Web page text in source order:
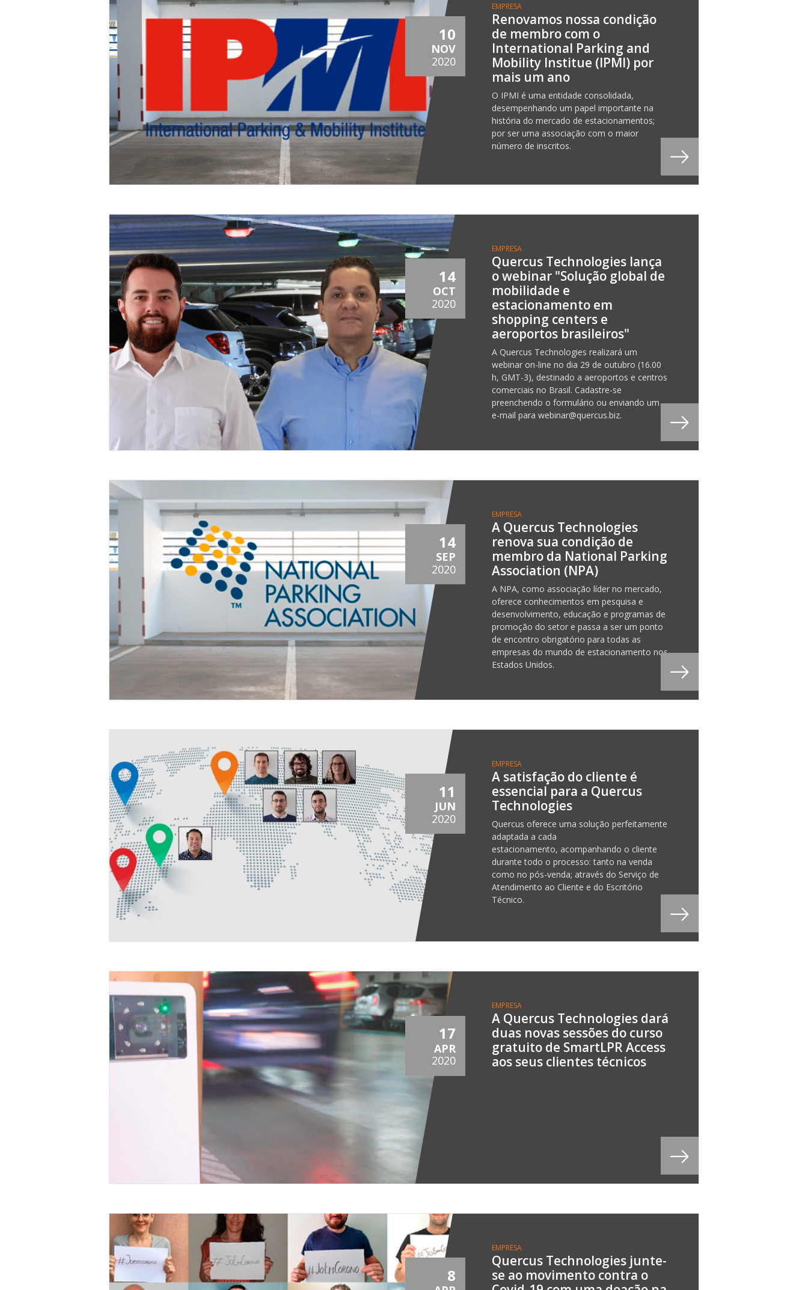
EMPRESA
10
NOV
2020
Renovamos nossa condição
de membro com o
International Parking and
Mobility Institue (IPMI) por
mais um ano
O IPMI é uma entidade consolidada,
desempenhando um papel importante na
história do mercado de estacionamentos;
por ser uma associação com o maior
número de inscritos.
EMPRESA
14
OCT
2020
Quercus Technologies lança
o webinar "Solução global de
mobilidade e
estacionamento em
shopping centers e
aeroportos brasileiros"
A Quercus Technologies realizará um
webinar on-line no dia 29 de outubro (16.00
h, GMT-3), destinado a aeroportos e centros
comerciais no Brasil. Cadastre-se
preenchendo o formulário ou enviando um
e-mail para webinar@quercus.biz.
EMPRESA
14
SEP
2020
A Quercus Technologies
renova sua condição de
membro da National Parking
Association (NPA)
A NPA, como associação líder no mercado,
oferece conhecimentos em pesquisa e
desenvolvimento, educação e programas de
promoção do setor e passa a ser um ponto
de encontro obrigatório para todas as
empresas do mundo de estacionamento nos
Estados Unidos.
EMPRESA
11
JUN
2020
A satisfação do cliente é
essencial para a Quercus
Technologies
Quercus oferece uma solução perfeitamente
adaptada a cada
estacionamento, acompanhando o cliente
durante todo o processo: tanto na venda
como no pós-venda; através do Serviço de
Atendimento ao Cliente e do Escritório
Técnico.
EMPRESA
17
APR
2020
A Quercus Technologies dará
duas novas sessões do curso
gratuito de SmartLPR Access
aos seus clientes técnicos
EMPRESA
8
Quercus Technologies junte-
se ao movimento contra o